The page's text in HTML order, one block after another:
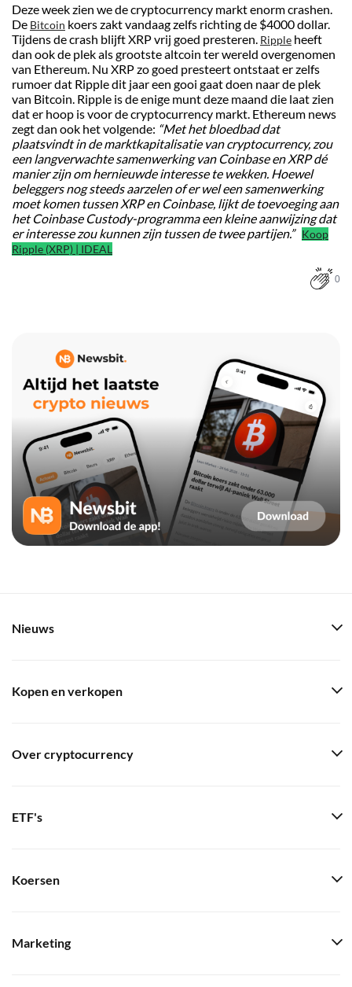
Deze week zien we de cryptocurrency markt enorm crashen.
De Bitcoin koers zakt vandaag zelfs richting de $4000 dollar.
Tijdens de crash blijft XRP vrij goed presteren. Ripple heeft
dan ook de plek als grootste altcoin ter wereld overgenomen
van Ethereum. Nu XRP zo goed presteert ontstaat er zelfs
rumoer dat Ripple dit jaar een gooi gaat doen naar de plek
van Bitcoin. Ripple is de enige munt deze maand die laat zien
dat er hoop is voor de cryptocurrency markt. Ethereum news
zegt dan ook het volgende: “Met het bloedbad dat
plaatsvindt in de marktkapitalisatie van cryptocurrency, zou
een langverwachte samenwerking van Coinbase en XRP dé
manier zijn om hernieuwde interesse te wekken. Hoewel
beleggers nog steeds aarzelen of er wel een samenwerking
moet komen tussen XRP en Coinbase, lijkt de toevoeging aan
het Coinbase Custody-programma een kleine aanwijzing dat
er interesse zou kunnen zijn tussen de twee partijen.” Koop
Ripple (XRP) | IDEAL
0
Nieuws
Kopen en verkopen
Over cryptocurrency
ETF's
Koersen
Marketing